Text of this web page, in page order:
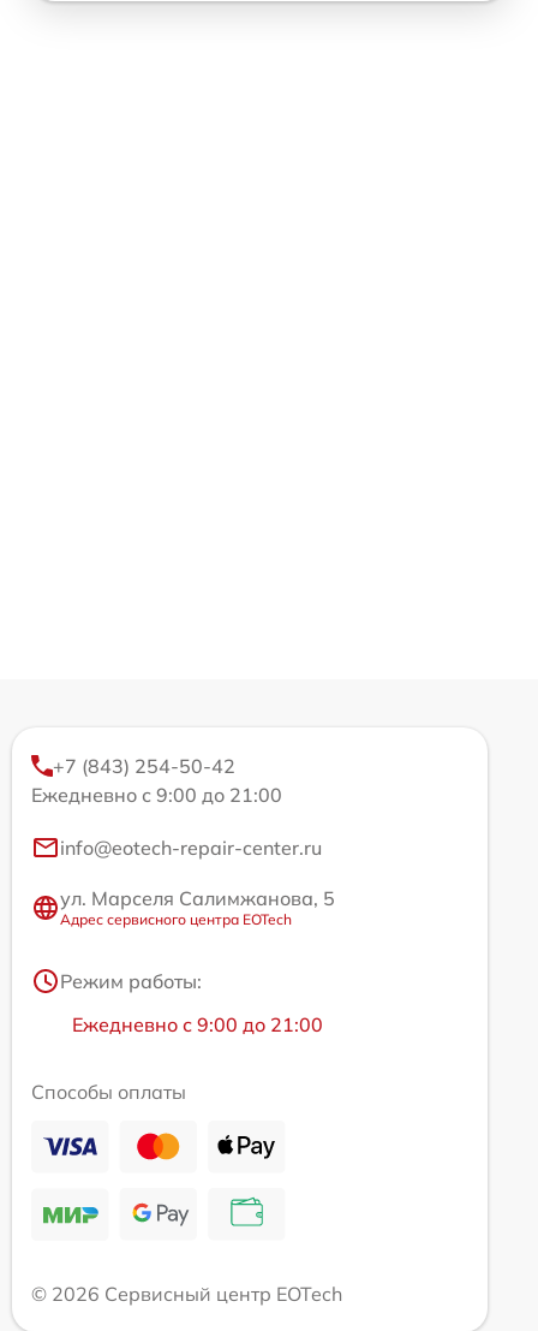
+7 (843) 254-50-42
Ежедневно с 9:00 до 21:00
info@eotech-repair-center.ru
ул. Марселя Салимжанова, 5
Адрес сервисного центра EOTech
Режим работы:
Ежедневно с 9:00 до 21:00
Способы оплаты
© 2026 Сервисный центр EOTech